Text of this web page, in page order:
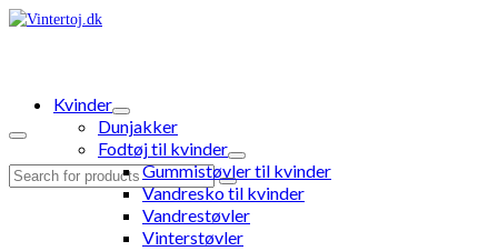
Search
Kvinder
Dunjakker
Fodtøj til kvinder
Gummistøvler til kvinder
Vandresko til kvinder
Vandrestøvler
Vinterstøvler